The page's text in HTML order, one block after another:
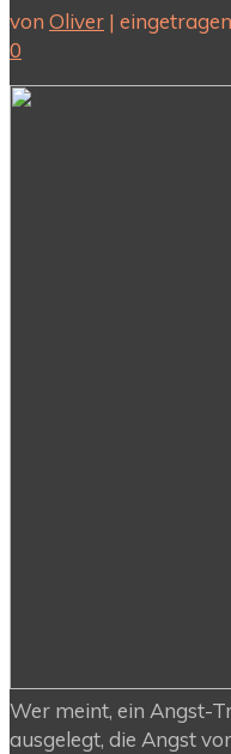
von Oliver |
0
Wer meint, ein Angst-
ausgelegt, die Angst